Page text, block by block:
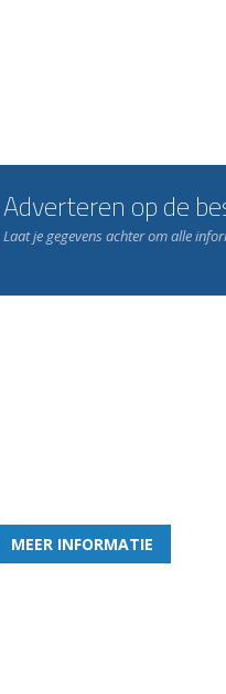
Adverteren op de
Laat je gegevens achter om alle
MEER INFORMATIE